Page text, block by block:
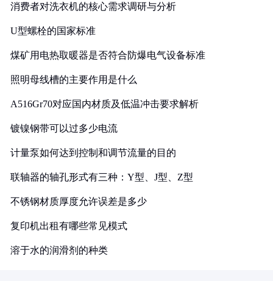
消费者对洗衣机的核心需求调研与分析
U型螺栓的国家标准
煤矿用电热取暖器是否符合防爆电气设备标准
照明母线槽的主要作用是什么
A516Gr70对应国内材质及低温冲击要求解析
镀镍钢带可以过多少电流
计量泵如何达到控制和调节流量的目的
联轴器的轴孔形式有三种：Y型、J型、Z型
不锈钢材质厚度允许误差是多少
复印机出租有哪些常见模式
溶于水的润滑剂的种类